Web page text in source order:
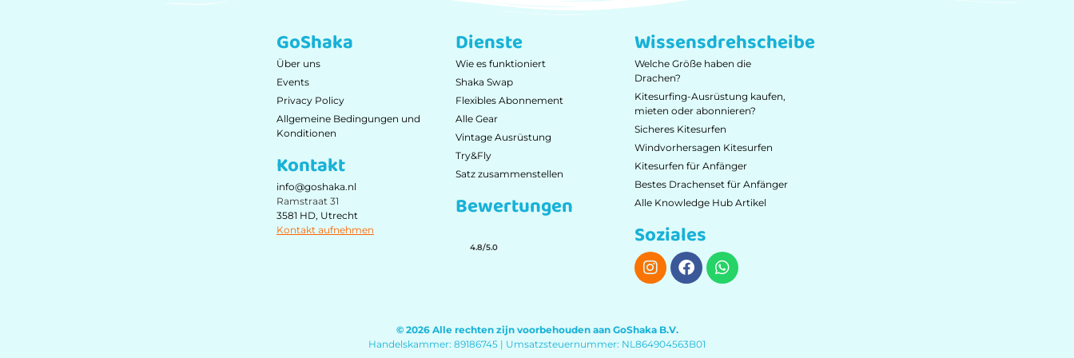
GoShaka
Über uns
Events
Privacy Policy
Allgemeine Bedingungen und
Konditionen
Kontakt
info@goshaka.nl
Ramstraat 31
3581 HD, Utrecht
Kontakt aufnehmen
Dienste
Wie es funktioniert
Shaka Swap
Flexibles Abonnement
Alle Gear
Vintage Ausrüstung
Try&Fly
Satz zusammenstellen
Bewertungen
4.8/5.0
Wissensdrehscheibe
Welche Größe haben die
Drachen?
Kitesurfing-Ausrüstung kaufen,
mieten oder abonnieren?
Sicheres Kitesurfen
Windvorhersagen Kitesurfen
Kitesurfen für Anfänger
Bestes Drachenset für Anfänger
Alle Knowledge Hub Artikel
Soziales
© 2026 Alle rechten zijn voorbehouden aan GoShaka B.V.
Handelskammer: 89186745 | Umsatzsteuernummer: NL864904563B01